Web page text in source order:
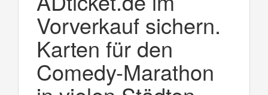
Vorverkauf sichern.
Karten für den
Comedy-Marathon